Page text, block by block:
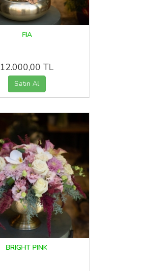
FIA
12.000,00 TL
BRIGHT PINK